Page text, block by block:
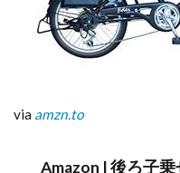
via amzn.to
Amazon | 後ろ子